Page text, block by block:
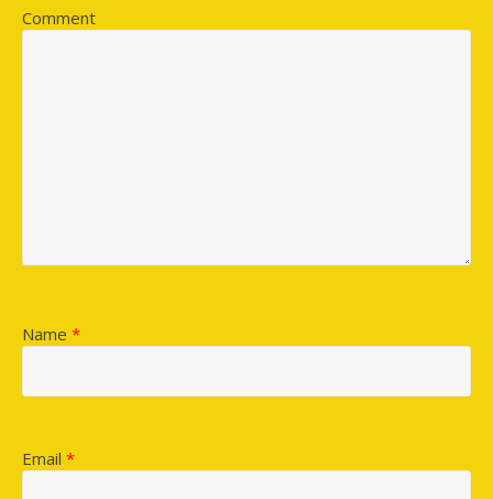
Comment
Name *
Email *